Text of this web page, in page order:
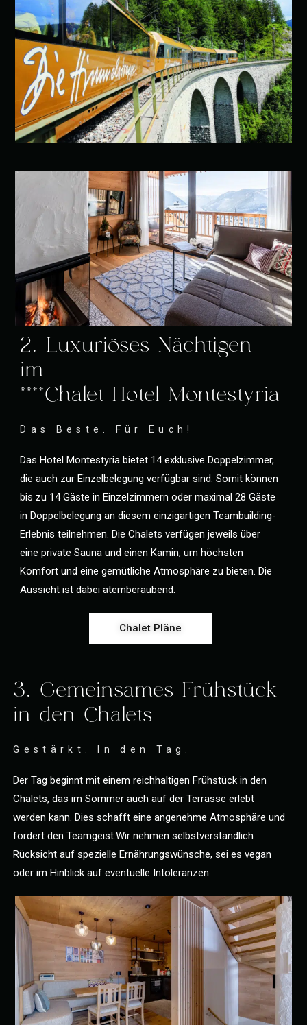
2. Luxuriöses Nächtigen
im
****Chalet Hotel Montestyria
Das Beste. Für Euch!
Das Hotel Montestyria bietet 14 exklusive Doppelzimmer,
die auch zur Einzelbelegung verfügbar sind. Somit können
bis zu 14 Gäste in Einzelzimmern oder maximal 28 Gäste
in Doppelbelegung an diesem einzigartigen Teambuilding-
Erlebnis teilnehmen. Die Chalets verfügen jeweils über
eine private Sauna und einen Kamin, um höchsten
Komfort und eine gemütliche Atmosphäre zu bieten. Die
Aussicht ist dabei atemberaubend.
Chalet Pläne
3. Gemeinsames Frühstück
in den Chalets
Gestärkt. In den Tag.
Der Tag beginnt mit einem reichhaltigen Frühstück in den
Chalets, das im Sommer auch auf der Terrasse erlebt
werden kann. Dies schafft eine angenehme Atmosphäre und
fördert den Teamgeist.Wir nehmen selbstverständlich
Rücksicht auf spezielle Ernährungswünsche, sei es vegan
oder im Hinblick auf eventuelle Intoleranzen.